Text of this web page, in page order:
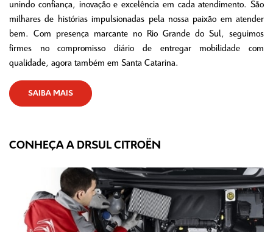
unindo confiança, inovação e excelência em cada atendimento. São
milhares de histórias impulsionadas pela nossa paixão em atender
bem. Com presença marcante no Rio Grande do Sul, seguimos
firmes no compromisso diário de entregar mobilidade com
qualidade, agora também em Santa Catarina.
SAIBA MAIS
CONHEÇA A DRSUL CITROËN